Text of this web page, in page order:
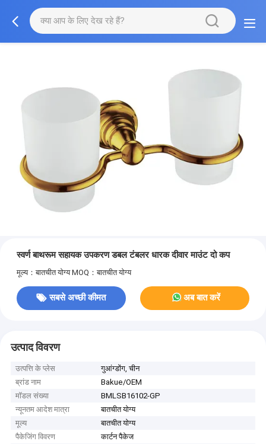
स्वर्ण बाथरूम सहायक उपकरण डबल टंबलर धारक दीवार माउंट दो कप
मूल्य：बातचीत योग्य MOQ：बातचीत योग्य
सबसे अच्छी कीमत अब बात करें
उत्पाद विवरण
उत्पत्ति के प्लेस
गुआंग्डोंग, चीन
ब्रांड नाम
Bakue/OEM
मॉडल संख्या
BMLSB16102-GP
न्यूनतम आदेश मात्रा
बातचीत योग्य
मूल्य
बातचीत योग्य
पैकेजिंग विवरण
कार्टन पैकेज